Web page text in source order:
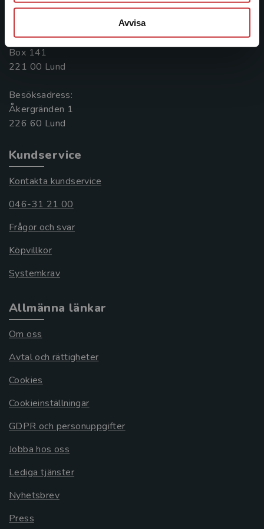
Avvisa
Postadress:
Box 141
221 00 Lund
Besöksadress:
Åkergränden 1
Kundservice
Kontakta kundservice
046-31 21 00
Frågor och svar
Köpvillkor
Systemkrav
Allmänna länkar
Om oss
Avtal och rättigheter
Cookies
Cookieinställningar
GDPR och personuppgifter
Jobba hos oss
Lediga tjänster
Nyhetsbrev
Press